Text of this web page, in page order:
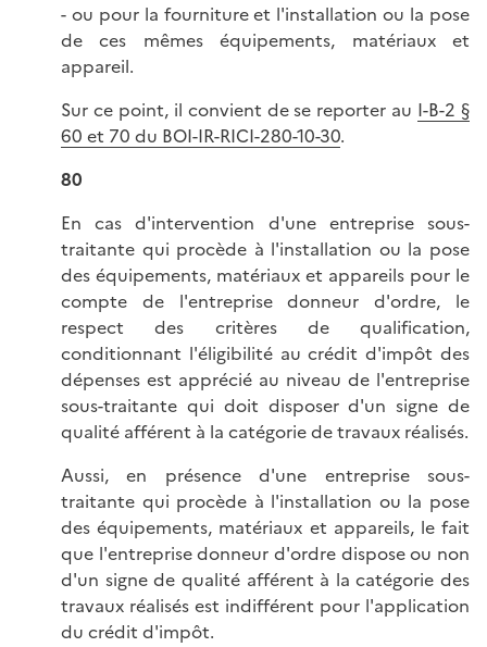
- ou pour la fourniture et l'installation ou la pose
de ces mêmes équipements, matériaux et
appareil.
Sur ce point, il convient de se reporter au I-B-2 §
60 et 70 du BOI-IR-RICI-280-10-30.
80
En cas d'intervention d'une entreprise sous-
traitante qui procède à l'installation ou la pose
des équipements, matériaux et appareils pour le
compte de l'entreprise donneur d'ordre, le
respect des critères de qualification,
conditionnant l'éligibilité au crédit d'impôt des
dépenses est apprécié au niveau de l'entreprise
sous-traitante qui doit disposer d'un signe de
qualité afférent à la catégorie de travaux réalisés.
Aussi, en présence d'une entreprise sous-
traitante qui procède à l'installation ou la pose
des équipements, matériaux et appareils, le fait
que l'entreprise donneur d'ordre dispose ou non
d'un signe de qualité afférent à la catégorie des
travaux réalisés est indifférent pour l'application
du crédit d'impôt.